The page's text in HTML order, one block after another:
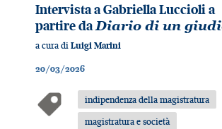
Intervista a Gabriella Luccioli a
partire daDiario di un
a cura di Luigi Marini
20/03/2026
indipendenza della magistratura
magistratura e società